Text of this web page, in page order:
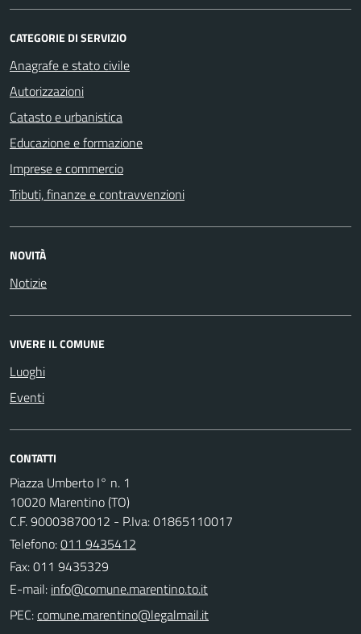
CATEGORIE DI SERVIZIO
Anagrafe e stato civile
Autorizzazioni
Catasto e urbanistica
Educazione e formazione
Imprese e commercio
Tributi, finanze e contravvenzioni
NOVITÀ
Notizie
VIVERE IL COMUNE
Luoghi
Eventi
CONTATTI
Piazza Umberto I° n. 1
10020 Marentino (TO)
C.F. 90003870012 - P.Iva: 01865110017
Telefono:011 9435412
Fax: 011 9435329
E-mail:
PEC: